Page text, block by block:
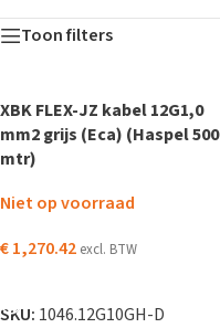
Toon filters
XBK FLEX-JZ kabel 12G1,0
mm2 grijs (Eca) (Haspel 500
mtr)
Niet op voorraad
€1,270.42 excl. BTW
SKU: 1046.12G10GH-D